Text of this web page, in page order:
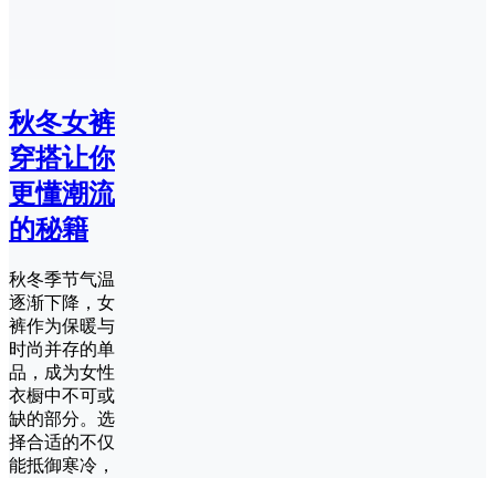
秋冬女裤
穿搭让你
更懂潮流
的秘籍
秋冬季节气温
逐渐下降，女
裤作为保暖与
时尚并存的单
品，成为女性
衣橱中不可或
缺的部分。选
择合适的不仅
能抵御寒冷，